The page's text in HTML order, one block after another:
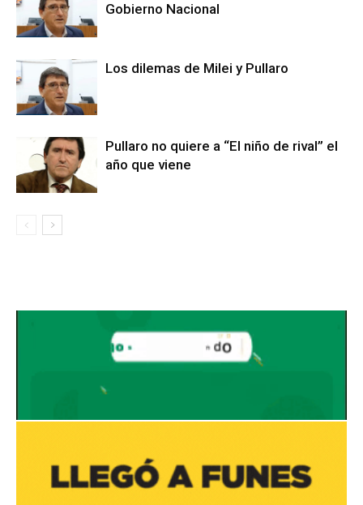
Gobierno Nacional
Los dilemas de Milei y Pullaro
Pullaro no quiere a “El niño de rival” el
año que viene